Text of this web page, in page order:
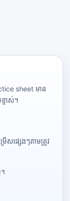
sheet មាន
ទាស់។
សផ្សេងៗតាមត្រូវ